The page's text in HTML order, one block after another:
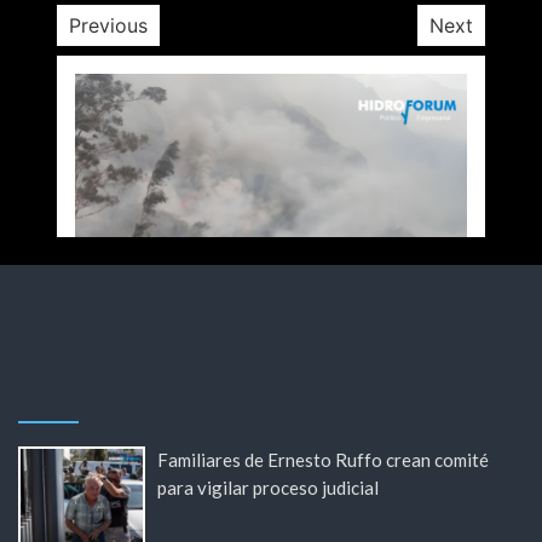
Previous Next
Familiares de Ernesto Ruffo crean comité
para vigilar proceso judicial